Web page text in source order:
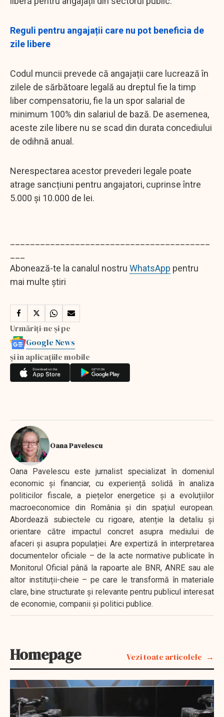
Reguli pentru angajații care nu pot beneficia de
zile libere
Codul muncii prevede că angajații care lucrează în
zilele de sărbătoare legală au dreptul fie la timp
liber compensatoriu, fie la un spor salarial de
minimum 100% din salariul de bază. De asemenea,
aceste zile libere nu se scad din durata concediului
de odihnă anual.
Nerespectarea acestor prevederi legale poate
atrage sancțiuni pentru angajatori, cuprinse între
5.000 și 10.000 de lei.
Abonează-te la canalul nostru WhatsApp pentru
mai multe știri
Urmăriți-ne și pe
Google News
și în aplicațiile mobile
Oana Pavelescu
Oana Pavelescu este jurnalist specializat în domeniul
economic și financiar, cu experiență solidă în analiza
politicilor fiscale, a piețelor energetice și a evoluțiilor
macroeconomice din România și din spațiul european.
Abordează subiectele cu rigoare, atenție la detaliu și
orientare către impactul concret asupra mediului de
afaceri și asupra populației. Are expertiză în interpretarea
documentelor oficiale – de la acte normative publicate în
Monitorul Oficial până la rapoarte ale BNR, ANRE sau ale
altor instituții-cheie – pe care le transformă în materiale
clare, bine structurate și relevante pentru publicul interesat
de economie, companii și politici publice.
Homepage Vezi toate articolele
EXCLUSIV